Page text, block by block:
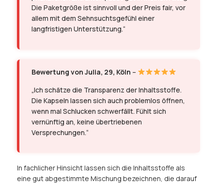
Die Paketgröße ist sinnvoll und der Preis fair, vor
allem mit dem Sehnsuchtsgefühl einer
langfristigen Unterstützung.“
Bewertung von Julia, 29, Köln –
„Ich schätze die Transparenz der Inhaltsstoffe.
Die Kapseln lassen sich auch problemlos öffnen,
wenn mal Schlucken schwerfällt. Fühlt sich
vernünftig an, keine übertriebenen
Versprechungen.“
In fachlicher Hinsicht lassen sich die Inhaltsstoffe als
eine gut abgestimmte Mischung bezeichnen, die darauf